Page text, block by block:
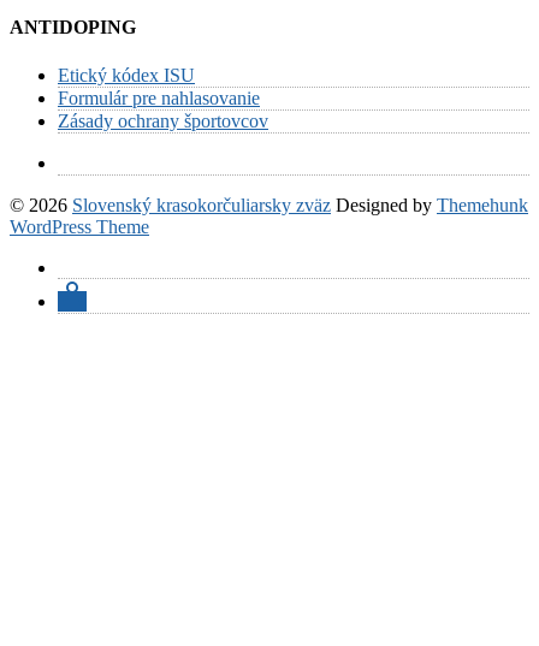
ANTIDOPING
Etický kódex ISU
Formulár pre nahlasovanie
Zásady ochrany športovcov
© 2026 Slovenský krasokorčuliarsky zväz Designed by Themehunk
WordPress Theme